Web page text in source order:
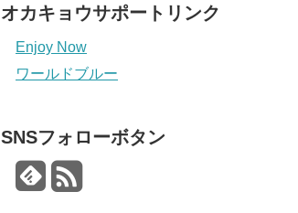
オカキョウサポートリンク
Enjoy Now
ワールドブルー
SNSフォローボタン